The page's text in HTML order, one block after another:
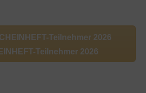
Teilnehmer 2026